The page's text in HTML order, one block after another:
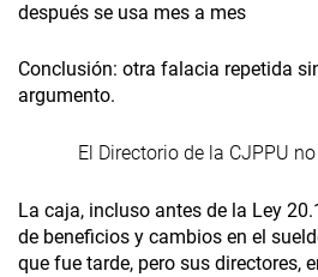
después se usa mes a mes
Conclusión: otra falacia repetida
argumento.
El Directorio de la CJPPU
La caja, incluso antes de la Ley
de beneficios y cambios en el
que fue tarde, pero sus directores,